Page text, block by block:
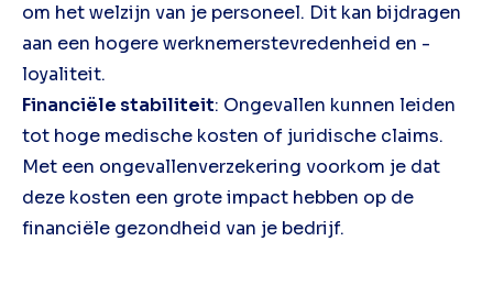
om het welzijn van je personeel. Dit kan bijdragen
aan een hogere werknemerstevredenheid en -
loyaliteit.
Financiële stabiliteit: Ongevallen kunnen leiden
tot hoge medische kosten of juridische claims.
Met een ongevallenverzekering voorkom je dat
deze kosten een grote impact hebben op de
financiële gezondheid van je bedrijf.